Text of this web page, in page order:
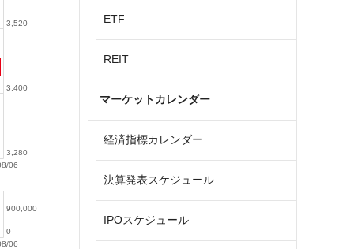
06
3,280
3,400
3,520
06
0
900,000
ETF
REIT
マーケットカレンダー
経済指標カレンダー
決算発表スケジュール
IPOスケジュール